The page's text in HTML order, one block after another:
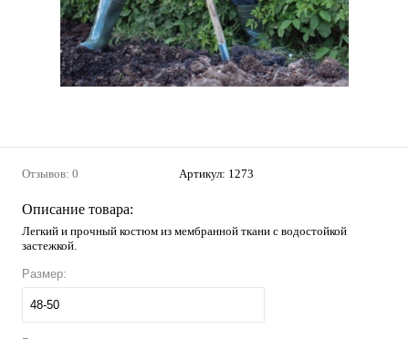
Отзывов: 0 Артикул: 1273
Описание товара:
Легкий и прочный костюм из мембранной ткани с водостойкой
застежкой.
Размер:
48-50